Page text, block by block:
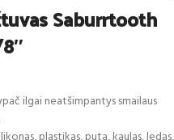
Saburrtooth
ilgai neatšimpantys smailaus